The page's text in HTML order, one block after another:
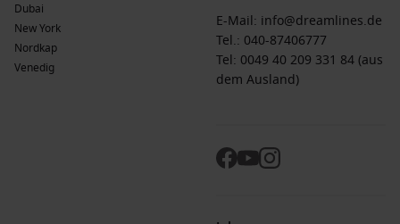
Dubai
New York
Nordkap
Venedig
E-Mail: info@dreamlines.de
Tel.: 040-87406777
Tel: 0049 40 209 331 84 (aus
dem Ausland)